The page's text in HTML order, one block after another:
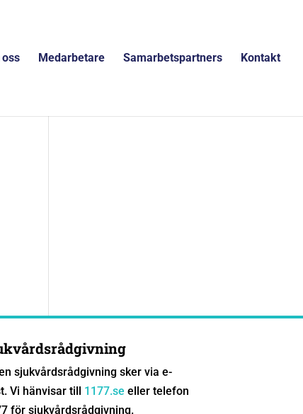
oss Medarbetare Samarbetspartners Kontakt
sjukvårdsrådgivning sker via e-
Vi hänvisar till 1177.se eller telefon
för sjukvårdsrådgivning.